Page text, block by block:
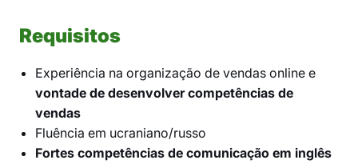
Requisitos
Experiência na organização de vendas online e
vontade de desenvolver competências de
vendas
Fluência em ucraniano/russo
Fortes competências de comunicação em inglês